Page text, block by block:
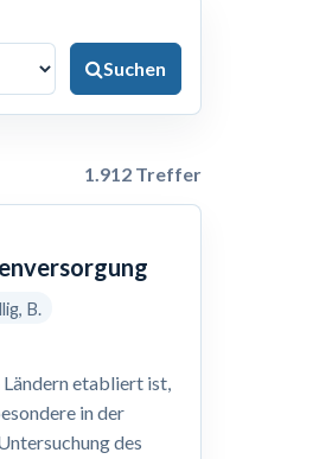
Suchen
1.912 Treffer
B.
etabliert ist,
in der
des